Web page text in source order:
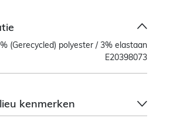
(Gerecycled) polyester / 3% elastaan
E20398073
kenmerken